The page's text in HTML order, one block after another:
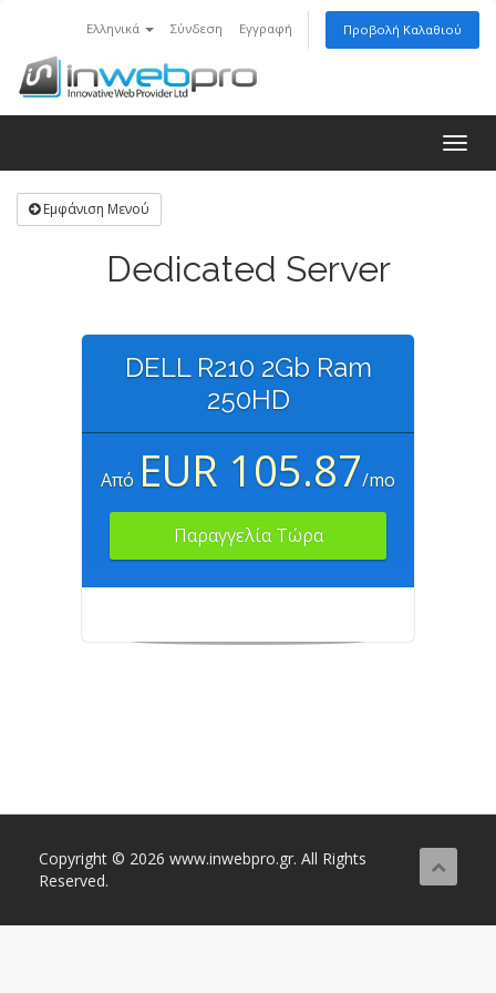
Ελληνικά Σύνδεση Εγγραφή Προβολή Καλαθιού
Εμφάνιση Μενού
Dedicated Server
DELL R210 2Gb Ram
250HD
Από EUR 105.87/mo
Παραγγελία Τώρα
Copyright © 2026 www.inwebpro.gr. All Rights
Reserved.